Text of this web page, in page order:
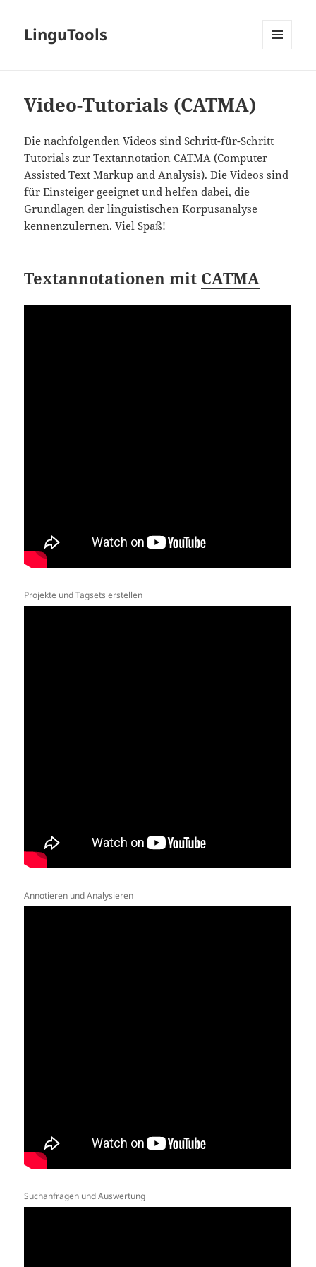
LinguTools
Video-Tutorials (CATMA)
Die nachfolgenden Videos sind Schritt-für-Schritt
Tutorials zur Textannotation CATMA (Computer
Assisted Text Markup and Analysis). Die Videos sind
für Einsteiger geeignet und helfen dabei, die
Grundlagen der linguistischen Korpusanalyse
kennenzulernen. Viel Spaß!
Textannotationen mit CATMA
Projekte und Tagsets erstellen
Annotieren und Analysieren
Suchanfragen und Auswertung